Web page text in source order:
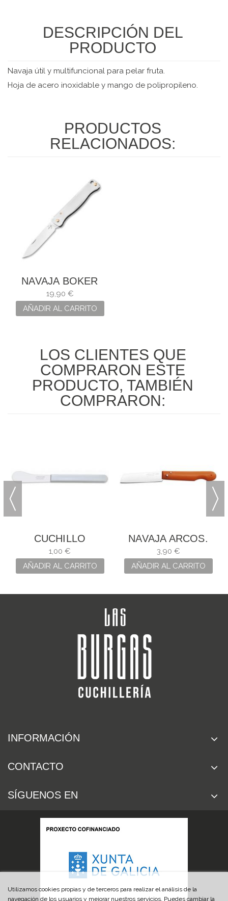
DESCRIPCIÓN DEL
PRODUCTO
Navaja útil y multifuncional para pelar fruta.
Hoja de acero inoxidable y mango de polipropileno.
PRODUCTOS
RELACIONADOS:
NAVAJA BOKER
PLUS ATLAS MINI
19,90 €
AÑADIR AL CARRITO
LOS CLIENTES QUE
COMPRARON ESTE
PRODUCTO, TAMBIÉN
COMPRARON:
CUCHILLO
MANTEQUILLA
ARCOS
1,00 €
AÑADIR AL CARRITO
NAVAJA ARCOS.
HOJA: 8,5 CM
3,90 €
AÑADIR AL CARRITO
INFORMACIÓN
CONTACTO
SÍGUENOS EN
Utilizamos cookies propias y de terceros para realizar el análisis de la
navegación de los usuarios y mejorar nuestros servicios. Puedes cambiar la